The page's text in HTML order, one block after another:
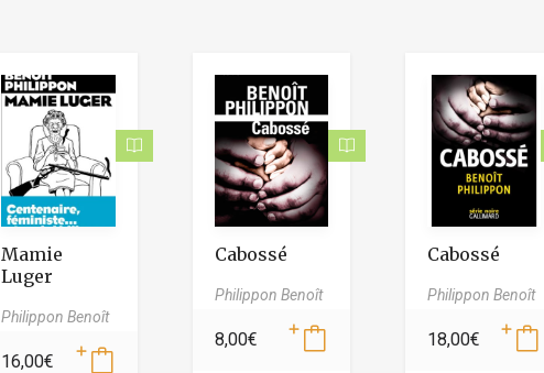
Mamie
Luger
Philippon Benoît
16,00€
Cabossé
Philippon Benoît
8,00€
Cabossé
Philippon Benoît
18,00€